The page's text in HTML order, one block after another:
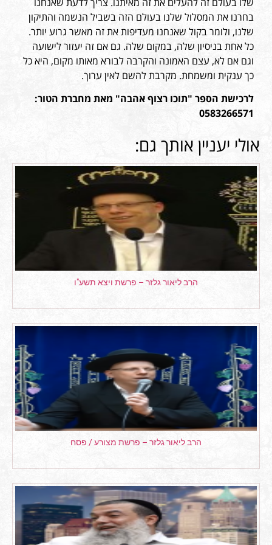
בחרנו את המסלול שלנו בעולם הזה בשביל הנשמה והתיקון
שלנו, ולומר בקול שאנחנו מעדיפות את זה מאשר גרוע יותר.
כל אחת בניסיון שלה, במקום שלה. גם אם זה יעזור לישועה
וגם אם לא, עצם האמונה והקרבה לבורא מאותו מקום, היא כל
כך ענקית ומשמחת. מקרבת להשם לאין ערוך.
לרכישת הספר "תוכו רצוף אהבה" מאת מחברת הטור:
0583266571
אולי יעניין אותך גם:
הרב ליאור גלזר – פרשת ויצא תשע"ו
הרב ליאור גלזר – פרשת מצורע / פסח